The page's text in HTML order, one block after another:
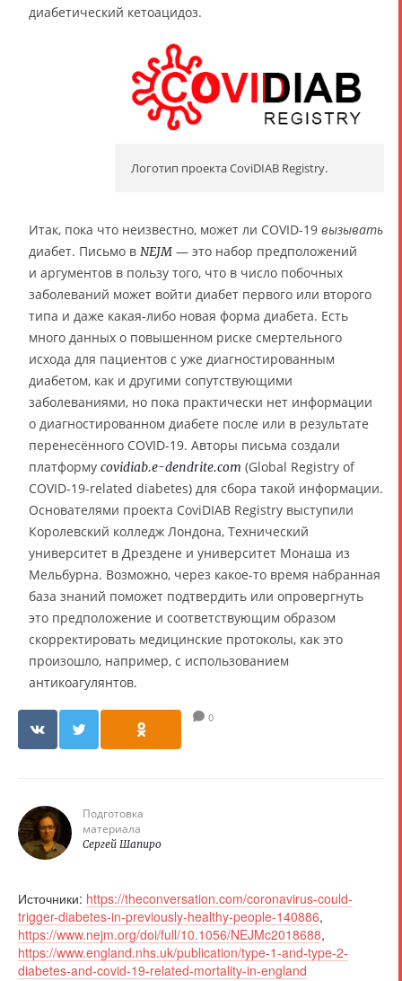
диабетический кетоацидоз.
Логотип проекта CoviDIAB Registry.
Итак, пока что неизвестно, может ли COVID-19 вызывать
диабет. Письмо в NEJM — это набор предположений
и аргументов в пользу того, что в число побочных
заболеваний может войти диабет первого или второго
типа и даже какая-либо новая форма диабета. Есть
много данных о повышенном риске смертельного
исхода для пациентов с уже диагностированным
диабетом, как и другими сопутствующими
заболеваниями, но пока практически нет информации
о диагностированном диабете после или в результате
перенесённого COVID-19. Авторы письма создали
платформу covidiab.e-dendrite.com (Global Registry of
COVID-19-related diabetes) для сбора такой информации.
Основателями проекта CoviDIAB Registry выступили
Королевский колледж Лондона, Технический
университет в Дрездене и университет Монаша из
Мельбурна. Возможно, через какое-то время набранная
база знаний поможет подтвердить или опровергнуть
это предположение и соответствующим образом
скорректировать медицинские протоколы, как это
произошло, например, с использованием
антикоагулянтов.
0
Подготовка
материала
Сергей Шапиро
Источники: https://theconversation.com/coronavirus-could-
trigger-diabetes-in-previously-healthy-people-140886,
https://www.nejm.org/doi/full/10.1056/NEJMc2018688,
https://www.england.nhs.uk/publication/type-1-and-type-2-
diabetes-and-covid-19-related-mortality-in-england